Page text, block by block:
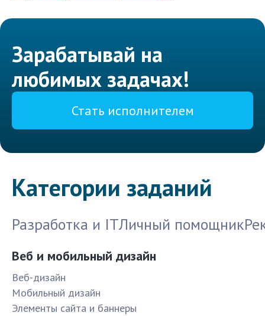
Зарабатывай на
любимых задачах!
Стать исполнителем
Категории заданий
Разработка и ITЛичный помощник
Веб и мобильный дизайн
Веб-дизайн
Мобильный дизайн
Элементы сайта и баннеры